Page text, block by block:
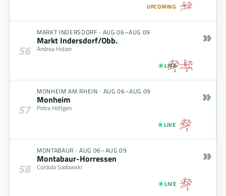
UPCOMING
56
MARKT INDERSDORF · AUG 06–AUG 09
Markt Indersdorf/Obb.
Andrea Holzer
LIVE
»
57
MONHEIM AM RHEIN · AUG 06–AUG 09
Monheim
Petra Höltgen
LIVE
»
58
MONTABAUR · AUG 06–AUG 09
Montabaur-Horressen
Cordula Sadowski
LIVE
»